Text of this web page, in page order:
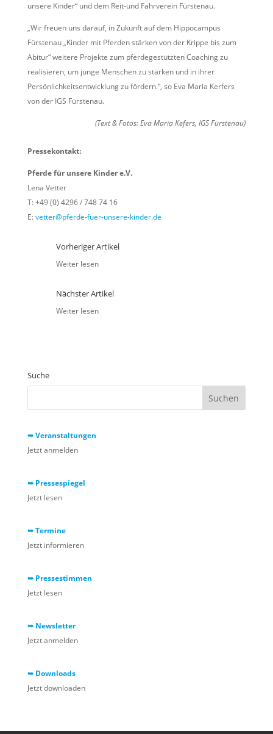
unsere Kinder“ und dem Reit-und Fahrverein Fürstenau.
„Wir freuen uns darauf, in Zukunft auf dem Hippocampus
Fürstenau „Kinder mit Pferden stärken von der Krippe bis zum
Abitur“ weitere Projekte zum pferdegestützten Coaching zu
realisieren, um junge Menschen zu stärken und in ihrer
Persönlichkeitsentwicklung zu fördern.“, so Eva Maria Kerfers
von der IGS Fürstenau.
(Text & Fotos: Eva Maria Kefers, IGS Fürstenau)
Pressekontakt:
Pferde für unsere Kinder e.V.
Lena Vetter
T: +49 (0) 4296 / 748 74 16
E:vetter@pferde-fuer-unsere-kinder.de
Vorheriger Artikel
Weiter lesen
Nächster Artikel
Weiter lesen
Suche
➥ Veranstaltungen
Jetzt anmelden
➥ Pressespiegel
Jetzt lesen
➥ Termine
Jetzt informieren
➥ Pressestimmen
Jetzt lesen
➥ Newsletter
Jetzt anmelden
➥ Downloads
Jetzt downloaden